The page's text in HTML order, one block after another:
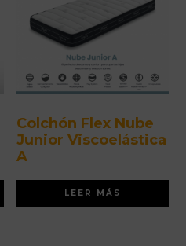
Colchón Flex Nube
Junior Viscoelástica
A
LEER MÁS